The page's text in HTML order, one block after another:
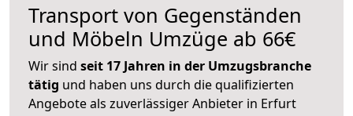
Transport von Gegenständen
und Möbeln Umzüge ab 66€
Wir sind seit 17 Jahren in der Umzugsbranche
tätig und haben uns durch die qualifizierten
Angebote als zuverlässiger Anbieter in Erfurt